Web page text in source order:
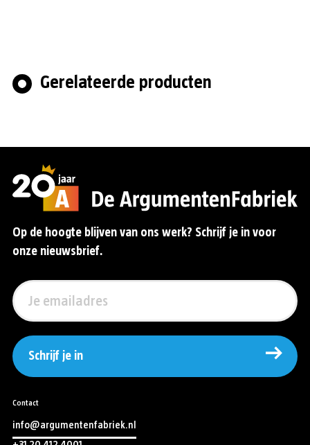
Gerelateerde producten
Op de hoogte blijven van ons werk? Schrijf je in voor
onze nieuwsbrief.
Schrijf je in
Contact
info@argumentenfabriek.nl